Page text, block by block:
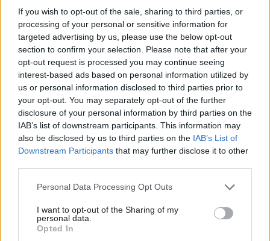
If you wish to opt-out of the sale, sharing to third parties, or
processing of your personal or sensitive information for
targeted advertising by us, please use the below opt-out
section to confirm your selection. Please note that after your
opt-out request is processed you may continue seeing
interest-based ads based on personal information utilized by
us or personal information disclosed to third parties prior to
your opt-out. You may separately opt-out of the further
disclosure of your personal information by third parties on the
IAB’s list of downstream participants. This information may
also be disclosed by us to third parties on the IAB’s List of
Downstream Participants that may further disclose it to other
Please note that this website/app uses one or more Google
not limited to your visit or usage behaviour. You may click to
grant or deny consent to Google and its third-party tags to
use your data for below specified purposes in below Google
Personal Data Processing Opt Outs
I want to opt-out of the Sharing of my
personal data.
Opted In
Zdroj: Knauf Insulation
Drevostavba s nádychom noblesnej
klasiky
Majitelia drevostavby v Banskej Štiavnici chceli
ekologický dom, ktorého steny by nezaberali príliš veľa
priestoru z pôdorysu. Ich blízky vzťah k prírodným
každého milovníka glamour štýlu.„Išlo nám hlavne o
úzke obvodové a vnútorné steny, rýchlosť výstavby,
prírodné materiály a nízke tepelné straty,“